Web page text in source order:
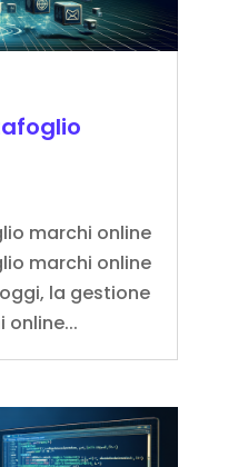
marchi online
marchi online
la gestione